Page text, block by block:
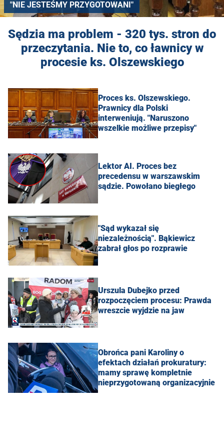
"NIE JESTEŚMY PRZYGOTOWANI"
Sędzia ma problem - 320 tys. stron do
przeczytania. Nie to, co ławnicy w
procesie ks. Olszewskiego
Proces ks. Olszewskiego.
Prawnicy dla Polski
interweniują. "Naruszono
wszelkie możliwe przepisy"
Lektor AI. Proces bez
precedensu w warszawskim
sądzie. Powołano biegłego
"Sąd wykazał się
niezależnością". Bąkiewicz
zabrał głos po rozprawie
Urszula Dubejko przed
rozpoczęciem procesu: Prawda
wreszcie wyjdzie na jaw
Obrońca pani Karoliny o
efektach działań prokuratury:
mamy sprawę kompletnie
nieprzygotowaną organizacyjnie